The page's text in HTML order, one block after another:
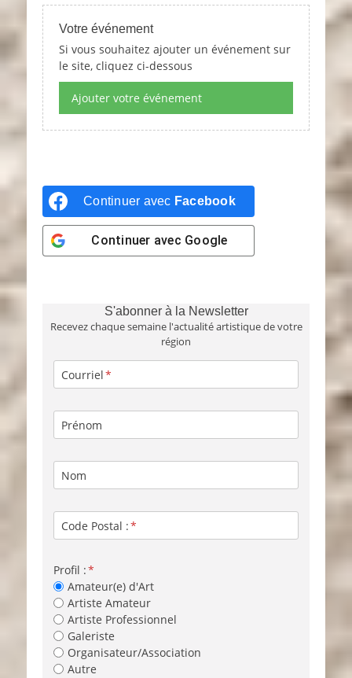
Votre événement
Si vous souhaitez ajouter un événement sur
le site, cliquez ci-dessous
Ajouter votre événement
Continuer avec Facebook
Continuer avec Google
S'abonner à la Newsletter
Recevez chaque semaine l'actualité artistique de votre
région
Courriel
Prénom
Nom
Code Postal :
Profil :
Amateur(e) d'Art
Artiste Amateur
Artiste Professionnel
Galeriste
Organisateur/Association
Autre